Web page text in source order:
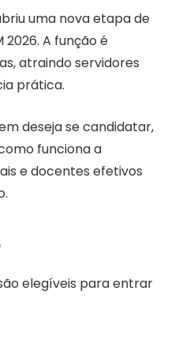
uma nova etapa de
2026. A função é
atraindo servidores
prática.
deseja se candidatar,
funciona a
e docentes efetivos
elegíveis para entrar